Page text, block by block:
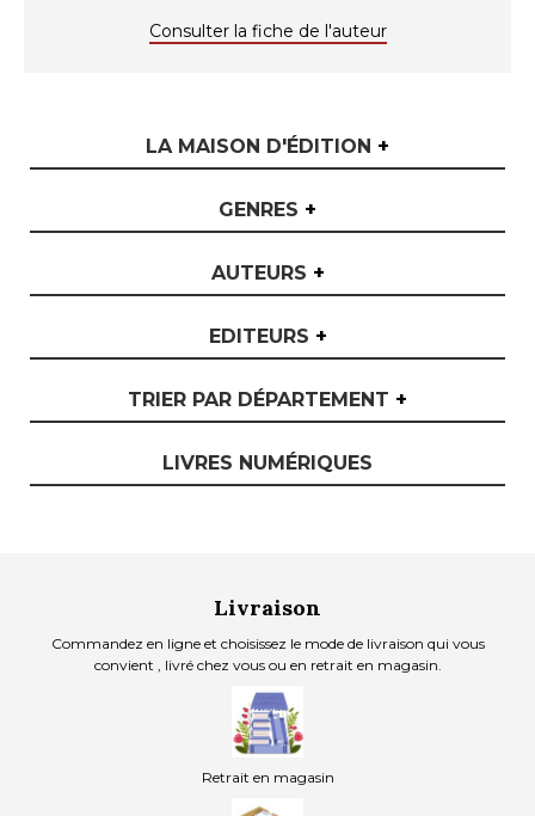
LA MAISON D'ÉDITION +
GENRES +
AUTEURS +
EDITEURS +
TRIER PAR DÉPARTEMENT +
LIVRES NUMÉRIQUES
Consulter la fiche de l'auteur
Livraison
Commandez en ligne et choisissez le mode de livraison qui vous
convient , livré chez vous ou en retrait en magasin.
Retrait en magasin